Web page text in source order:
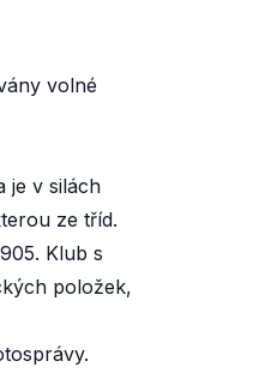
volné
je v silách
ze tříd.
Klub s
položek,